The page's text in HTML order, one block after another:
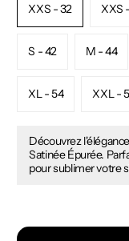
XXS - 32 XXS
S - 42 M - 44
XL - 54 XXL -
Découvrez
Satinée Épurée.
pour sublimer votre